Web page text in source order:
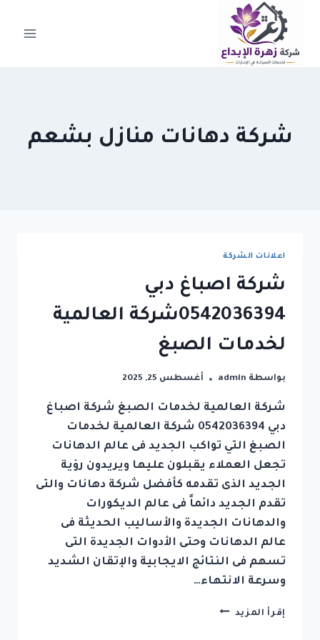
التجاوز
المحتوى
شركة دهانات منازل بشعم
اعلانات الشركة
شركة اصباغ دبي
0542036394شركة العالمية
لخدمات الصبغ
بواسطة admin أغسطس 25, 2025
شركة العالمية لخدمات الصبغ شركة اصباغ
دبي 0542036394 شركة العالمية لخدمات
الصبغ التي تواكب الجديد فى عالم الدهانات
تجعل العملاء يقبلون عليها ويريدون رؤية
الجديد الذى تقدمه كأفضل شركة دهانات والتى
تقدم الجديد دائماً فى عالم الديكورات
والدهانات الجديدة والأساليب الحديثة فى
عالم الدهانات وحتى الأدوات الجديدة التى
تسهم فى النتائج الايجابية والإتقان الشديد
وسرعة الانتهاء…
إقرأ المزيد شركة